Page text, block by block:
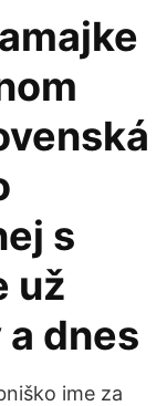
s
už
dnes
ime za